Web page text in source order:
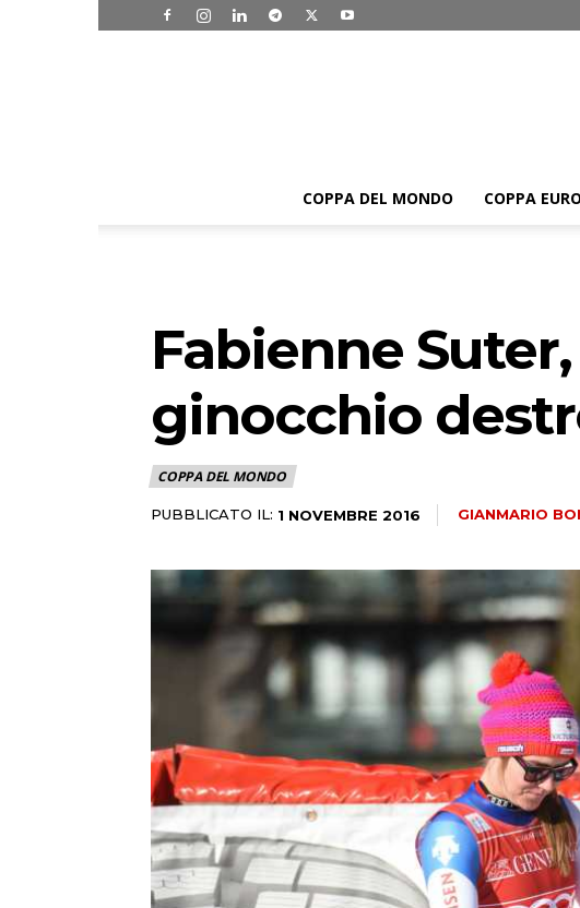
COPPA DEL MONDO COPPA
Fabienne
ginocchio
COPPA DEL MONDO
PUBBLICATO IL: 1 NOVEMBRE 2016 GIANMARIO